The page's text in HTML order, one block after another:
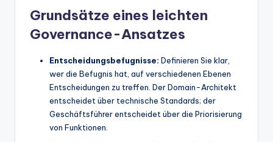
Grundsätze eines leichten
Governance-Ansatzes
Entscheidungsbefugnisse: Definieren Sie klar,
wer die Befugnis hat, auf verschiedenen Ebenen
Entscheidungen zu treffen. Der Domain-Architekt
entscheidet über technische Standards; der
Geschäftsführer entscheidet über die Priorisierung
von Funktionen.